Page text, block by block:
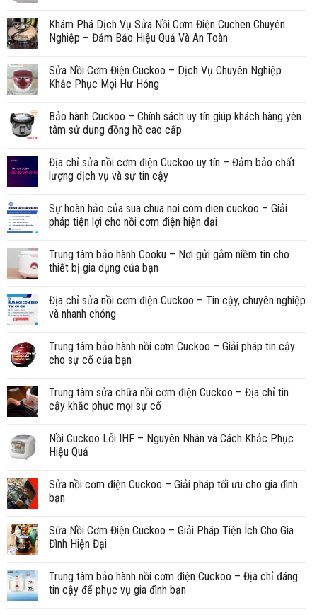
Khám Phá Dịch Vụ Sửa Nồi Cơm Điện Cuchen Chuyên
Nghiệp – Đảm Bảo Hiệu Quả Và An Toàn
Sửa Nồi Cơm Điện Cuckoo – Dịch Vụ Chuyên Nghiệp
Khắc Phục Mọi Hư Hỏng
Bảo hành Cuckoo – Chính sách uy tín giúp khách hàng yên
tâm sử dụng đồng hồ cao cấp
Địa chỉ sửa nồi cơm điện Cuckoo uy tín – Đảm bảo chất
lượng dịch vụ và sự tin cậy
Sự hoàn hảo của sua chua noi com dien cuckoo – Giải
pháp tiện lợi cho nồi cơm điện hiện đại
Trung tâm bảo hành Cooku – Nơi gửi gắm niềm tin cho
thiết bị gia dụng của bạn
Địa chỉ sửa nồi cơm điện Cuckoo – Tin cậy, chuyên nghiệp
và nhanh chóng
Trung tâm bảo hành nồi cơm Cuckoo – Giải pháp tin cậy
cho sự cố của bạn
Trung tâm sửa chữa nồi cơm điện Cuckoo – Địa chỉ tin
cậy khắc phục mọi sự cố
Nồi Cuckoo Lỗi IHF – Nguyên Nhân và Cách Khắc Phục
Hiệu Quả
Sửa nồi cơm điện Cuckoo – Giải pháp tối ưu cho gia đình
bạn
Sữa Nồi Cơm Điện Cuckoo – Giải Pháp Tiện Ích Cho Gia
Đình Hiện Đại
Trung tâm bảo hành nồi cơm điện Cuckoo – Địa chỉ đáng
tin cậy để phục vụ gia đình bạn